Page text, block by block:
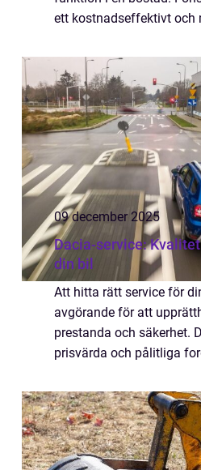
ett kostnadseffektivt och
09 december 2025
Dacia-service:
din bil
Att hitta rätt service för
avgörande för att
prestanda och säkerhet.
prisvärda och pålitliga